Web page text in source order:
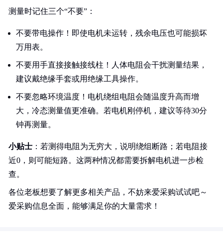
测量时记住三个“不要”：
不要带电操作！即使电机未运转，残余电压也可能损坏
万用表。
不要用手直接接触接线柱！人体电阻会干扰测量结果，
建议戴绝缘手套或用绝缘工具操作。
不要忽略环境温度！电机绕组电阻会随温度升高而增
大，冷态测量值更准确。若电机刚停机，建议等待30分
钟再测量。
小贴士 ：若测得电阻为无穷大，说明绕组断路；若电阻接
近0，则可能短路。这两种情况都需要拆解电机进一步检
查。
各位老板想要了解更多相关产品，不妨来爱采购试试吧～
爱采购信息全面，能够满足你的大量需求！